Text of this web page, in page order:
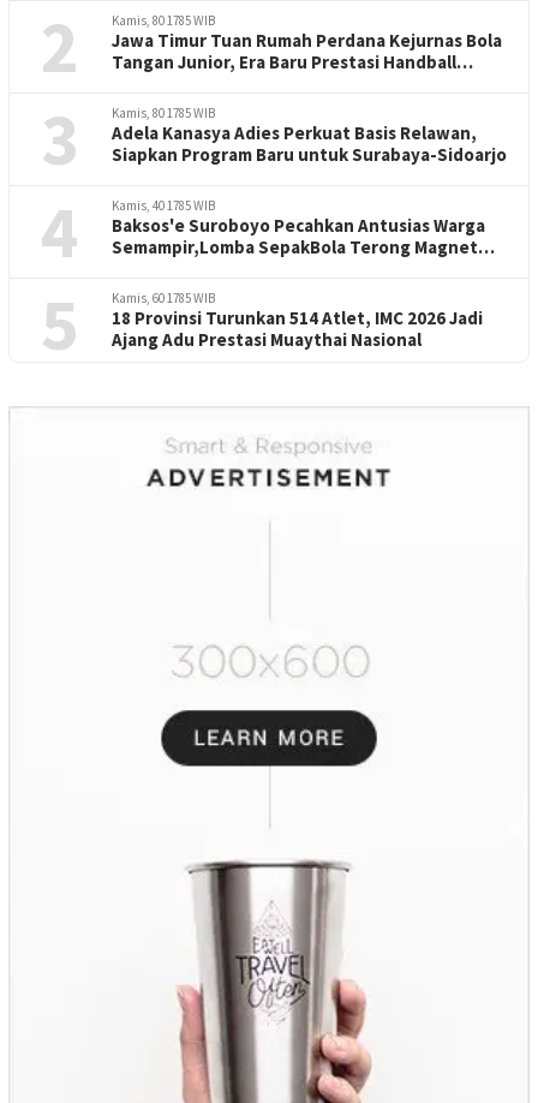
2 Kamis, 80 1785 WIB
Jawa Timur Tuan Rumah Perdana Kejurnas Bola
Tangan Junior, Era Baru Prestasi Handball
3 Kamis, 80 1785 WIB
Adela Kanasya Adies Perkuat Basis Relawan,
Siapkan Program Baru untuk Surabaya-Sidoarjo
4 Kamis, 40 1785 WIB
Baksos'e Suroboyo Pecahkan Antusias Warga
Semampir,Lomba SepakBola Terong Magnet
5 Kamis, 60 1785 WIB
18 Provinsi Turunkan 514 Atlet, IMC 2026 Jadi
Ajang Adu Prestasi Muaythai Nasional